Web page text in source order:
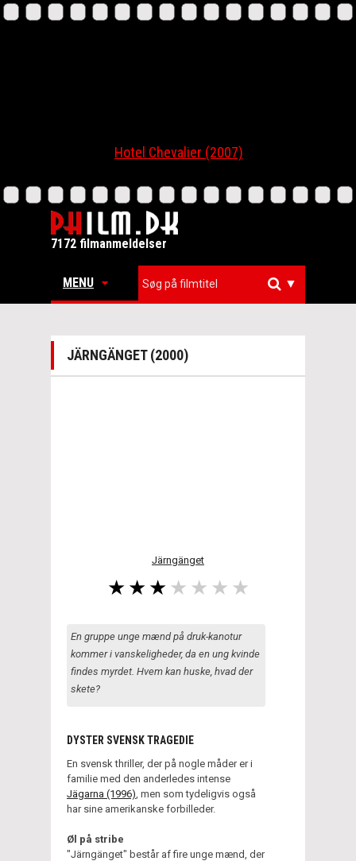
Hotel Chevalier (2007)
7172 filmanmeldelser
MENU ▼
JÄRNGÄNGET (2000)
Järngänget
En gruppe unge mænd på druk-kanotur
kommer i vanskeligheder, da en ung kvinde
findes myrdet. Hvem kan huske, hvad der
skete?
DYSTER SVENSK TRAGEDIE
En svensk thriller, der på nogle måder er i
familie med den anderledes intense
Jägarna (1996) , men som tydeligvis også
har sine amerikanske forbilleder.
Øl på stribe
"Järngänget" består af fire unge mænd, der